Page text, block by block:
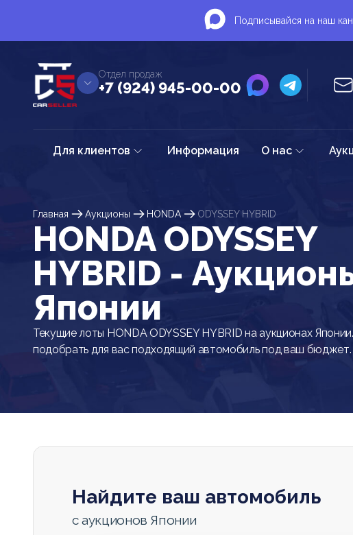
Подписывайся на наш
Отдел продаж
+7 (924) 945-00-00
Для клиентов Информация О нас
Главная Аукционы HONDA ODYSSEY HYBRID
HONDA ODYSSEY
HYBRID -
Японии
Текущие лоты HONDA ODYSSEY HYBRID на аукционах
подобрать для вас подходящий автомобиль под ваш бюджет.
Найдите ваш автомобиль
с аукционов Японии